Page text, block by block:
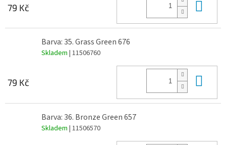
79 Kč
Barva: 35. Grass Green 676
Skladem | 11506760
79 Kč
Barva: 36. Bronze Green 657
Skladem | 11506570